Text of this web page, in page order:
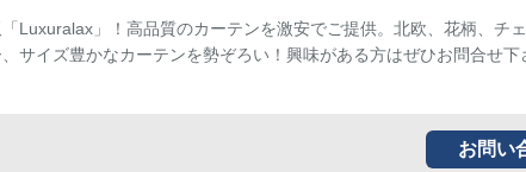
Luxuralax」！高品質のカーテンを激安でご提供。北欧、花柄、チ
サイズ豊かなカーテンを勢ぞろい！興味がある方はぜひお問合せ下
お問い